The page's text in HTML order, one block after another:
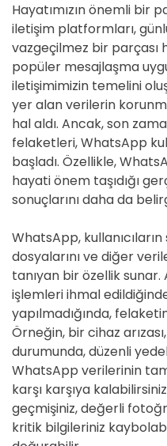
Hayatımızın önemli bir
iletişim platformları,
vazgeçilmez bir parçası
popüler mesajlaşma
iletişimimizin temelini
yer alan verilerin
hal aldı. Ancak, son
felaketleri, WhatsApp
başladı. Özellikle,
hayati önem taşıdığı
sonuçlarını daha da
WhatsApp,
dosyalarını ve diğer
tanıyan bir özellik
işlemleri ihmal
yapılmadığında,
Örneğin, bir cihaz
durumunda, düzenli
WhatsApp verilerinin
karşı karşıya
geçmişiniz, değerli
kritik bilgileriniz